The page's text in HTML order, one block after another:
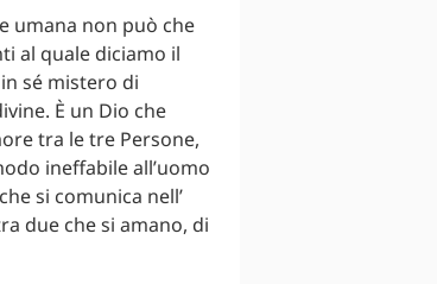
umana non può che
al quale diciamo il
sé mistero di
È un Dio che
tra le tre Persone,
ineffabile all’uomo
si comunica nell’
due che si amano, di